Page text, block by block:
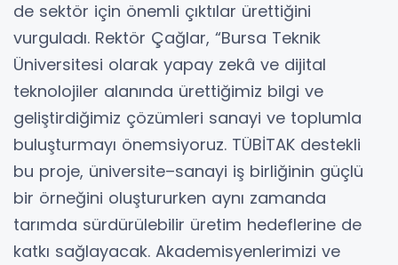
de sektör için önemli çıktılar ürettiğini
vurguladı. Rektör Çağlar, “Bursa Teknik
Üniversitesi olarak yapay zekâ ve dijital
teknolojiler alanında ürettiğimiz bilgi ve
geliştirdiğimiz çözümleri sanayi ve toplumla
buluşturmayı önemsiyoruz. TÜBİTAK destekli
bu proje, üniversite–sanayi iş birliğinin güçlü
bir örneğini oluştururken aynı zamanda
tarımda sürdürülebilir üretim hedeflerine de
katkı sağlayacak. Akademisyenlerimizi ve